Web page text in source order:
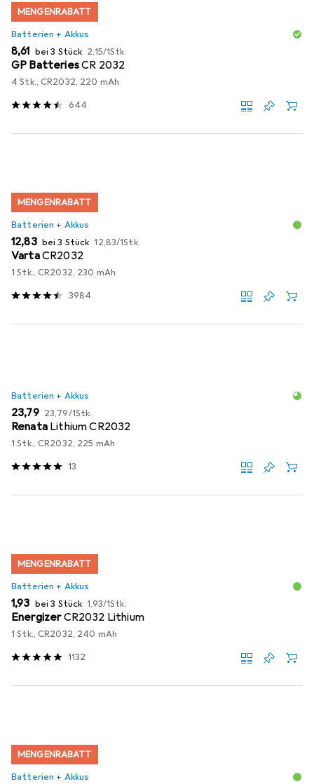
MENGENRABATT
Batterien + Akkus
EUR
8,61 bei 3 Stück EUR
2,15/1Stk.
GP BatteriesCR 2032
4 Stk., CR2032, 220 mAh
644
MENGENRABATT
Batterien + Akkus
EUR
12,83 bei 3 Stück EUR
12,83/1Stk.
VartaCR2032
1 Stk., CR2032, 230 mAh
3984
Batterien + Akkus
EUR
23,79 EUR
23,79/1Stk.
Renata Lithium CR2032
1 Stk., CR2032, 225 mAh
13
MENGENRABATT
Batterien + Akkus
EUR
1,93 bei 3 Stück EUR
1,93/1Stk.
EnergizerCR2032 Lithium
1 Stk., CR2032, 240 mAh
1132
MENGENRABATT
Batterien + Akkus